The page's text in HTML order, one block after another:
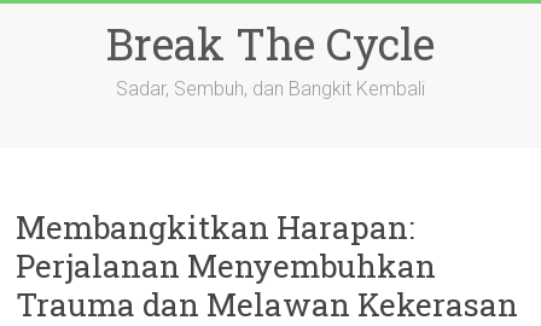
Break The Cycle
Sadar, Sembuh, dan Bangkit Kembali
Membangkitkan Harapan:
Perjalanan Menyembuhkan
Trauma dan Melawan Kekerasan